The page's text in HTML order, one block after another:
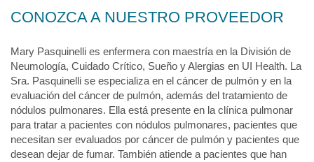
CONOZCA A NUESTRO PROVEEDOR
Mary Pasquinelli es enfermera con maestría en la División de
Neumología, Cuidado Crítico, Sueño y Alergias en UI Health. La
Sra. Pasquinelli se especializa en el cáncer de pulmón y en la
evaluación del cáncer de pulmón, además del tratamiento de
nódulos pulmonares. Ella está presente en la clínica pulmonar
para tratar a pacientes con nódulos pulmonares, pacientes que
necesitan ser evaluados por cáncer de pulmón y pacientes que
desean dejar de fumar. También atiende a pacientes que han